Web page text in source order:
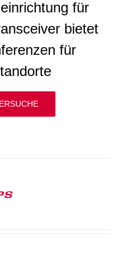
für
bietet
für